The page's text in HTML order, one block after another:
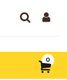
0